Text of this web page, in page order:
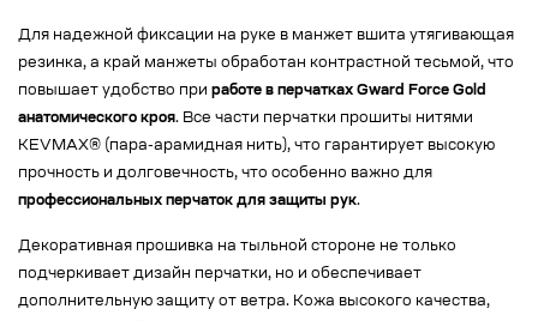
Для надежной фиксации на руке в манжет вшита утягивающая
резинка, а край манжеты обработан контрастной тесьмой, что
повышает удобство при работе в перчатках Gward Force Gold
анатомического кроя. Все части перчатки прошиты нитями
KEVMAX® (пара-арамидная нить), что гарантирует высокую
прочность и долговечность, что особенно важно для
профессиональных перчаток для защиты рук.
Декоративная прошивка на тыльной стороне не только
подчеркивает дизайн перчатки, но и обеспечивает
дополнительную защиту от ветра. Кожа высокого качества,